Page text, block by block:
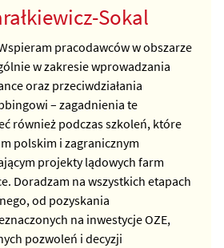
Sokal
pracodawców w obszarze
w zakresie wprowadzania
oraz przeciwdziałania
– zagadnienia te
również podczas szkoleń, które
polskim i zagranicznym
projekty lądowych farm
Doradzam na wszystkich etapach
od pozyskania
na inwestycje OZE,
pozwoleń i decyzji